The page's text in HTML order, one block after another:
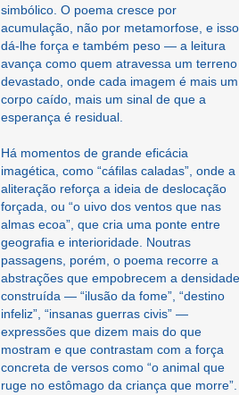
simbólico. O poema cresce por
acumulação, não por metamorfose, e isso
dá-lhe força e também peso — a leitura
avança como quem atravessa um terreno
devastado, onde cada imagem é mais um
corpo caído, mais um sinal de que a
esperança é residual.
Há momentos de grande eficácia
imagética, como “cáfilas caladas”, onde a
aliteração reforça a ideia de deslocação
forçada, ou “o uivo dos ventos que nas
almas ecoa”, que cria uma ponte entre
geografia e interioridade. Noutras
passagens, porém, o poema recorre a
abstrações que empobrecem a densidade
construída — “ilusão da fome”, “destino
infeliz”, “insanas guerras civis” —
expressões que dizem mais do que
mostram e que contrastam com a força
concreta de versos como “o animal que
ruge no estômago da criança que morre”.